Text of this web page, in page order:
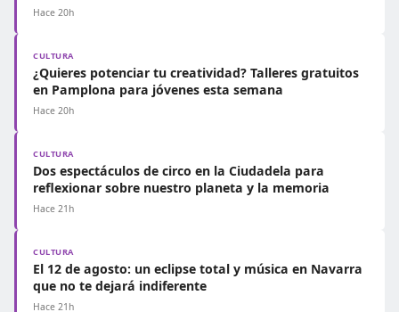
Hace 20h
CULTURA
¿Quieres potenciar tu creatividad? Talleres gratuitos
en Pamplona para jóvenes esta semana
Hace 20h
CULTURA
Dos espectáculos de circo en la Ciudadela para
reflexionar sobre nuestro planeta y la memoria
Hace 21h
CULTURA
El 12 de agosto: un eclipse total y música en Navarra
que no te dejará indiferente
Hace 21h